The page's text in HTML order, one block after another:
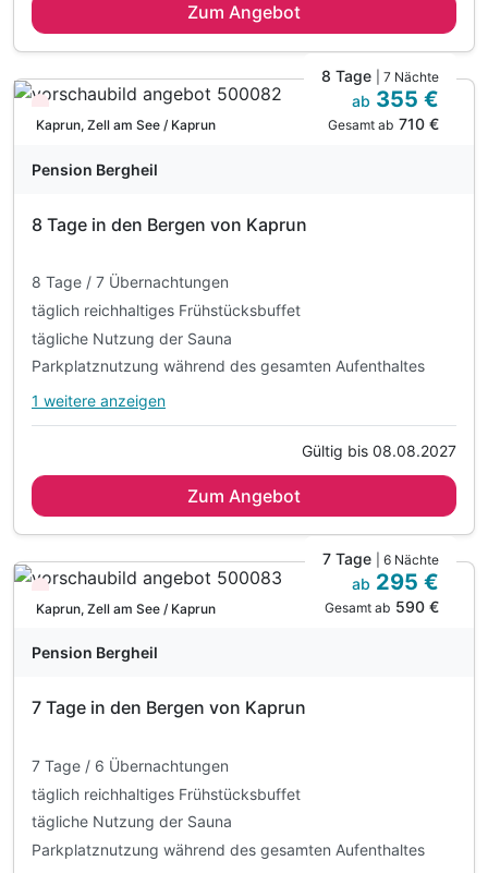
täglich reichhaltiges Frühstücksbuffet
Parkplatznutzung während des gesamten Aufenthaltes
WLAN-Nutzung
Zum Angebot
Wieder frei ab November
Kaprun, Zell am See / Kaprun
8 Tage | 7 Nächte
ab 355 €
Gesamt ab 710 €
Pension Bergheil
8 Tage in den Bergen von Kaprun
8 Tage / 7 Übernachtungen
täglich reichhaltiges Frühstücksbuffet
tägliche Nutzung der Sauna
Parkplatznutzung während des gesamten Aufenthaltes
Alle Inklusivleistungen
täglich reichhaltiges Frühstücksbuffet
Parkplatznutzung während des gesamten Aufenthaltes
WLAN-Nutzung
1 weitere anzeigen
Gültig bis 08.08.2027
Zum Angebot
Wieder frei ab November
Kaprun, Zell am See / Kaprun
7 Tage | 6 Nächte
ab 295 €
Gesamt ab 590 €
Pension Bergheil
7 Tage in den Bergen von Kaprun
7 Tage / 6 Übernachtungen
täglich reichhaltiges Frühstücksbuffet
tägliche Nutzung der Sauna
Parkplatznutzung während des gesamten Aufenthaltes